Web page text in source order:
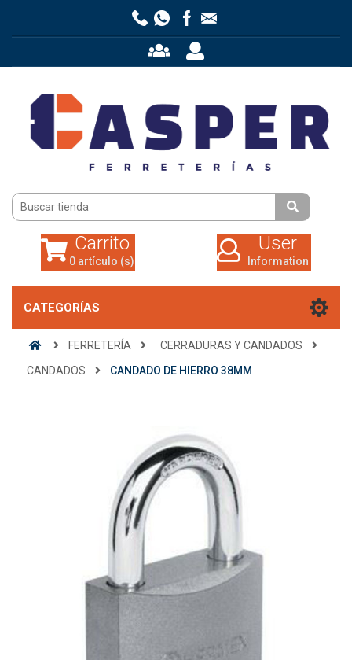
0 artículo (s)
Carrito
0 artículo (s)
User
Information
CATEGORÍAS
FERRETERÍA
CERRADURAS Y CANDADOS
CANDADOS
CANDADO DE HIERRO 38MM